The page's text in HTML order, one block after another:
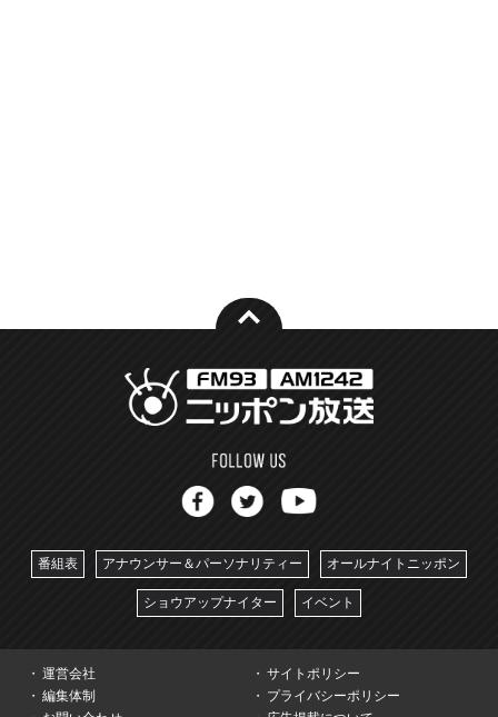
番組表 アナウンサー＆パーソナリティー オールナイトニッポン
ショウアップナイター イベント
運営会社
サイトポリシー
編集体制
プライバシーポリシー